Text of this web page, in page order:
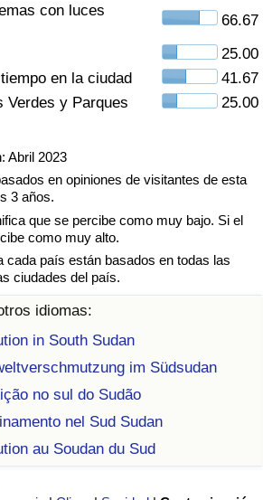
con luces
66.67
25.00
en la ciudad
41.67
Verdes y Parques
25.00
Abril 2023
en opiniones de visitantes de esta
3 años.
que se percibe como muy bajo. Si el
como muy alto.
cada país están basados en todas las
ciudades del país.
idiomas:
in South Sudan
im Südsudan
no sul do Sudão
nel Sud Sudan
au Soudan du Sud
por País
País